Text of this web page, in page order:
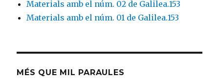
Materials amb el núm. 02 de Galilea.153
Materials amb el núm. 01 de Galilea.153
MÉS QUE MIL PARAULES